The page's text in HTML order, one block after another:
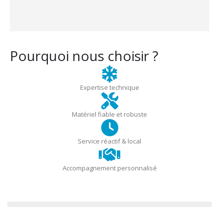
Pourquoi nous choisir ?
Expertise technique
Matériel fiable et robuste
Service réactif & local
Accompagnement personnalisé